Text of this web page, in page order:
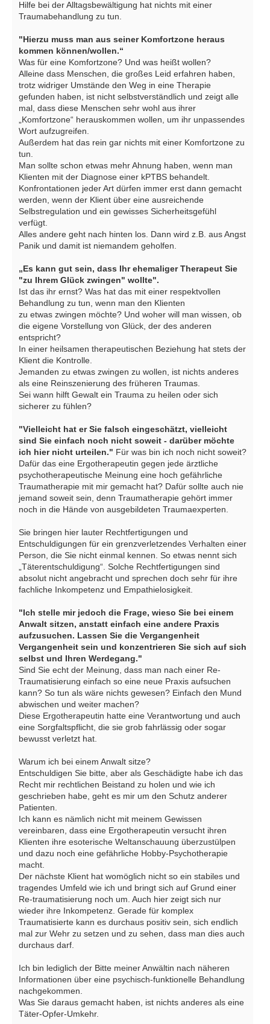
Hilfe bei der Alltagsbewältigung hat nichts mit einer
Traumabehandlung zu tun.
"Hierzu muss man aus seiner Komfortzone heraus
kommen können/wollen.“
Was für eine Komfortzone? Und was heißt wollen?
Alleine dass Menschen, die großes Leid erfahren haben,
trotz widriger Umstände den Weg in eine Therapie
gefunden haben, ist nicht selbstverständlich und zeigt alle
mal, dass diese Menschen sehr wohl aus ihrer
„Komfortzone“ herauskommen wollen, um ihr unpassendes
Wort aufzugreifen.
Außerdem hat das rein gar nichts mit einer Komfortzone zu
tun.
Man sollte schon etwas mehr Ahnung haben, wenn man
Klienten mit der Diagnose einer kPTBS behandelt.
Konfrontationen jeder Art dürfen immer erst dann gemacht
werden, wenn der Klient über eine ausreichende
Selbstregulation und ein gewisses Sicherheitsgefühl
verfügt.
Alles andere geht nach hinten los. Dann wird z.B. aus Angst
Panik und damit ist niemandem geholfen.
„Es kann gut sein, dass Ihr ehemaliger Therapeut Sie
"zu Ihrem Glück zwingen" wollte".
Ist das ihr ernst? Was hat das mit einer respektvollen
Behandlung zu tun, wenn man den Klienten
zu etwas zwingen möchte? Und woher will man wissen, ob
die eigene Vorstellung von Glück, der des anderen
entspricht?
In einer heilsamen therapeutischen Beziehung hat stets der
Klient die Kontrolle.
Jemanden zu etwas zwingen zu wollen, ist nichts anderes
als eine Reinszenierung des früheren Traumas.
Sei wann hilft Gewalt ein Trauma zu heilen oder sich
sicherer zu fühlen?
"Vielleicht hat er Sie falsch eingeschätzt, vielleicht
sind Sie einfach noch nicht soweit - darüber möchte
ich hier nicht urteilen." Für was bin ich noch nicht soweit?
Dafür das eine Ergotherapeutin gegen jede ärztliche
psychotherapeutische Meinung eine hoch gefährliche
Traumatherapie mit mir gemacht hat? Dafür sollte auch nie
jemand soweit sein, denn Traumatherapie gehört immer
noch in die Hände von ausgebildeten Traumaexperten.
Sie bringen hier lauter Rechtfertigungen und
Entschuldigungen für ein grenzverletzendes Verhalten einer
Person, die Sie nicht einmal kennen. So etwas nennt sich
„Täterentschuldigung“. Solche Rechtfertigungen sind
absolut nicht angebracht und sprechen doch sehr für ihre
fachliche Inkompetenz und Empathielosigkeit.
"Ich stelle mir jedoch die Frage, wieso Sie bei einem
Anwalt sitzen, anstatt einfach eine andere Praxis
aufzusuchen. Lassen Sie die Vergangenheit
Vergangenheit sein und konzentrieren Sie sich auf sich
selbst und Ihren Werdegang."
Sind Sie echt der Meinung, dass man nach einer Re-
Traumatisierung einfach so eine neue Praxis aufsuchen
kann? So tun als wäre nichts gewesen? Einfach den Mund
abwischen und weiter machen?
Diese Ergotherapeutin hatte eine Verantwortung und auch
eine Sorgfaltspflicht, die sie grob fahrlässig oder sogar
bewusst verletzt hat.
Warum ich bei einem Anwalt sitze?
Entschuldigen Sie bitte, aber als Geschädigte habe ich das
Recht mir rechtlichen Beistand zu holen und wie ich
geschrieben habe, geht es mir um den Schutz anderer
Patienten.
Ich kann es nämlich nicht mit meinem Gewissen
vereinbaren, dass eine Ergotherapeutin versucht ihren
Klienten ihre esoterische Weltanschauung überzustülpen
und dazu noch eine gefährliche Hobby-Psychotherapie
macht.
Der nächste Klient hat womöglich nicht so ein stabiles und
tragendes Umfeld wie ich und bringt sich auf Grund einer
Re-traumatisierung noch um. Auch hier zeigt sich nur
wieder ihre Inkompetenz. Gerade für komplex
Traumatisierte kann es durchaus positiv sein, sich endlich
mal zur Wehr zu setzen und zu sehen, dass man dies auch
durchaus darf.
Ich bin lediglich der Bitte meiner Anwältin nach näheren
Informationen über eine psychisch-funktionelle Behandlung
nachgekommen.
Was Sie daraus gemacht haben, ist nichts anderes als eine
Täter-Opfer-Umkehr.